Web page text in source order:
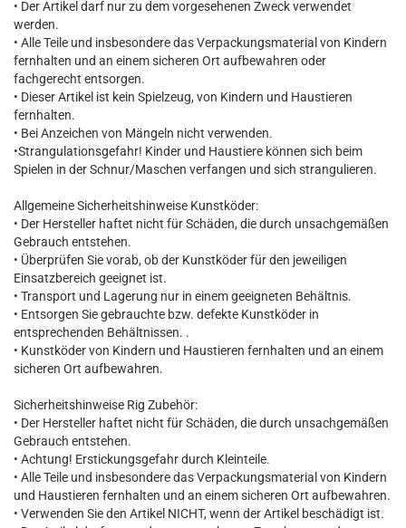
• Der Artikel darf nur zu dem vorgesehenen Zweck verwendet
werden.
• Alle Teile und insbesondere das Verpackungsmaterial von Kindern
fernhalten und an einem sicheren Ort aufbewahren oder
fachgerecht entsorgen.
• Dieser Artikel ist kein Spielzeug, von Kindern und Haustieren
fernhalten.
• Bei Anzeichen von Mängeln nicht verwenden.
•Strangulationsgefahr! Kinder und Haustiere können sich beim
Spielen in der Schnur/Maschen verfangen und sich strangulieren.
Allgemeine Sicherheitshinweise Kunstköder:
• Der Hersteller haftet nicht für Schäden, die durch unsachgemäßen
Gebrauch entstehen.
• Überprüfen Sie vorab, ob der Kunstköder für den jeweiligen
Einsatzbereich geeignet ist.
• Transport und Lagerung nur in einem geeigneten Behältnis.
• Entsorgen Sie gebrauchte bzw. defekte Kunstköder in
entsprechenden Behältnissen. .
• Kunstköder von Kindern und Haustieren fernhalten und an einem
sicheren Ort aufbewahren.
Sicherheitshinweise Rig Zubehör:
• Der Hersteller haftet nicht für Schäden, die durch unsachgemäßen
Gebrauch entstehen.
• Achtung! Erstickungsgefahr durch Kleinteile.
• Alle Teile und insbesondere das Verpackungsmaterial von Kindern
und Haustieren fernhalten und an einem sicheren Ort aufbewahren.
• Verwenden Sie den Artikel NICHT, wenn der Artikel beschädigt ist.